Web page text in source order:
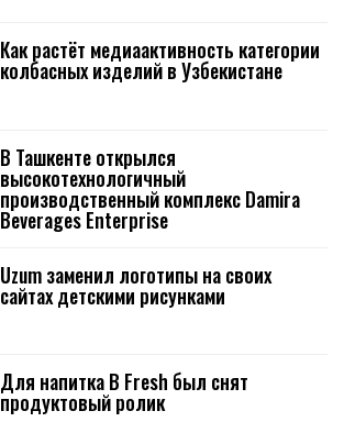
Как растёт медиаактивность категории
колбасных изделий в Узбекистане
В Ташкенте открылся
высокотехнологичный
производственный комплекс Damira
Beverages Enterprise
Uzum заменил логотипы на своих
сайтах детскими рисунками
Для напитка B Fresh был снят
продуктовый ролик